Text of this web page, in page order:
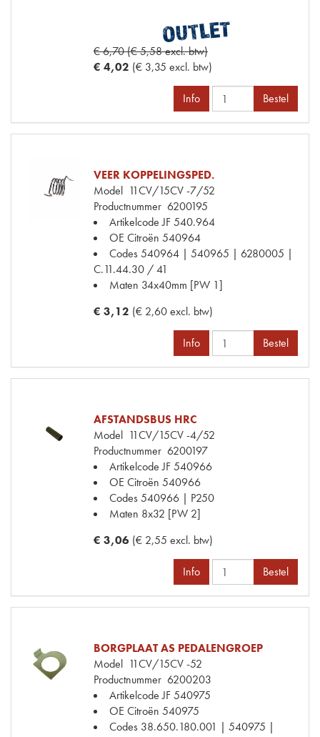
€ 6,70 (€ 5,58 excl. btw)
€ 4,02 (€ 3,35 excl. btw)
Info Bestel
VEER KOPPELINGSPED.
Model 11CV/15CV -7/52
Productnummer 6200195
Artikelcode JF540.964
OE Citroën 540964
Codes540964 | 540965 | 6280005 |
C.11.44.30 / 41
Maten 34x40mm [PW 1]
€ 3,12 (€ 2,60 excl. btw)
Info Bestel
AFSTANDSBUS HRC
Model 11CV/15CV -4/52
Productnummer 6200197
Artikelcode JF540966
OE Citroën 540966
Codes540966 | P250
Maten 8x32 [PW 2]
€ 3,06 (€ 2,55 excl. btw)
Info Bestel
BORGPLAAT AS PEDALENGROEP
Model 11CV/15CV -52
Productnummer 6200203
Artikelcode JF540975
OE Citroën 540975
Codes 38.650.180.001 | 540975 |